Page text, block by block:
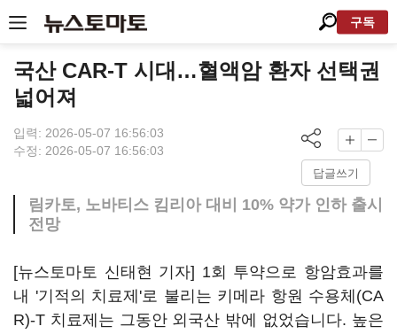
구독
국산 CAR-T 시대…혈액암 환자 선택권
넓어져
입력: 2026-05-07 16:56:03
수정: 2026-05-07 16:56:03
답글쓰기
림카토, 노바티스 킴리아 대비 10% 약가 인하 출시
전망
[뉴스토마토 신태현 기자] 1회 투약으로 항암효과를
내 '기적의 치료제'로 불리는 키메라 항원 수용체(CA
R)-T 치료제는 그동안 외국산 밖에 없었습니다. 높은